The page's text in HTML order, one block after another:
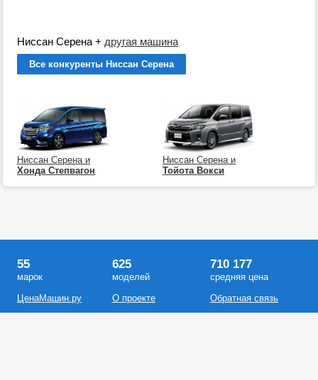
Ниссан Серена + другая машина
Все конкуренты Ниссан Серена
Ниссан Серена и
Хонда Степвагон
Ниссан Серена и
Тойота Вокси
55
марок
ЦенаМашин.ру
625
моделей
О проекте
710 177
средняя цена
Обратная связь